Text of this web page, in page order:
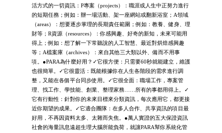
活方式的一切資訊：P專案（projects）：職涯或人生中正努力進行
的短期任務；例如：辦一場活動、架一座網站或翻新浴室；A領域
（areas）：想要逐步掌理的長期責任範圍；例如：教養、健身、理
財等；R資源（resources）：你感興趣、好奇的新知，未來可能用
得上；例如：想了解一下常聽說的人工智慧、最近對烘焙感興趣
等；A檔案庫（archives）：來自其他三大類以外、備而不用事
項。●PARA為什麼好用？✓它很方便：只需要60秒就能建立，維護
也很簡單。✓它很靈活：既能根據你在人生各階段的需求進行調
整，又能在各個平台同步使用。✓它很全面：職場工作，專案管
理、找工作、學技能、創業、整理家務……所有的事都用得上。✓
它有行動性：針對你的未來目標來分類資訊，每次應用它，都更接
近你期望的成果。✓它適合團隊：在多人合作、共享資訊的項目最
好用，不再因資料太多、太雜而失焦。●萬人實證的五大保證資訊
社會的海量訊息遠超生理大腦所能負荷，就讓PARA幫你系統化管